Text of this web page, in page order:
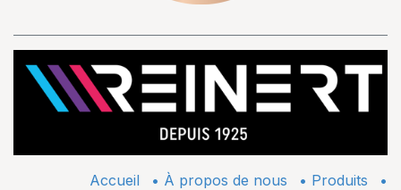
Accueil • À propos de nous • ​Produits
•